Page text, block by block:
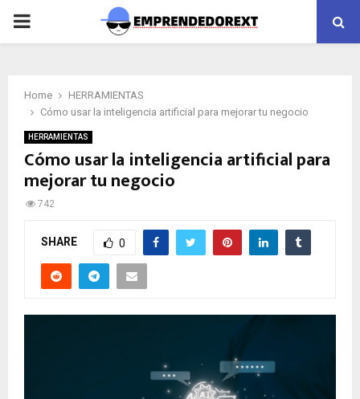
PRIMARY
Home
HERRAMIENTAS
Cómo usar la inteligencia artificial para mejorar tu negocio
HERRAMIENTAS
Cómo usar la inteligencia artificial para
mejorar tu negocio
742
SHARE 0